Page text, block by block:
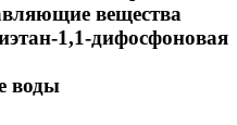
вещества
1,1-дифосфоновая
воды